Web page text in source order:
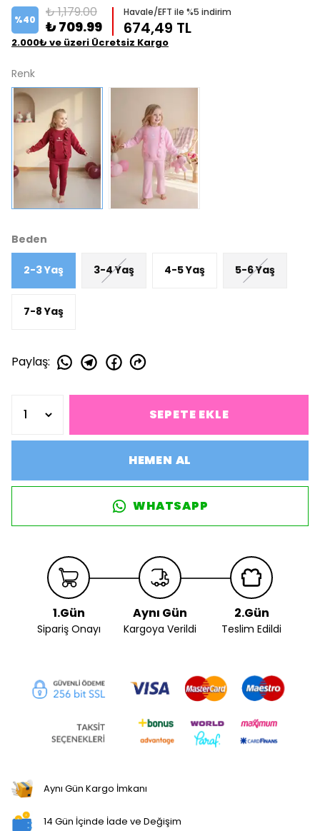
%40 ₺ 1,179.00
₺ 709.99
Havale/EFT ile %5 indirim
674,49 TL
2.000₺ ve üzeri Ücretsiz Kargo
Renk
Beden
2-3 Yaş 3-4 Yaş 4-5 Yaş 5-6 Yaş
7-8 Yaş
Paylaş:
SEPETE EKLE
HEMEN AL
WHATSAPP
1.Gün
Sipariş Onayı
Aynı Gün
Kargoya Verildi
2.Gün
Teslim Edildi
Aynı Gün Kargo İmkanı
14 Gün İçinde İade ve Değişim